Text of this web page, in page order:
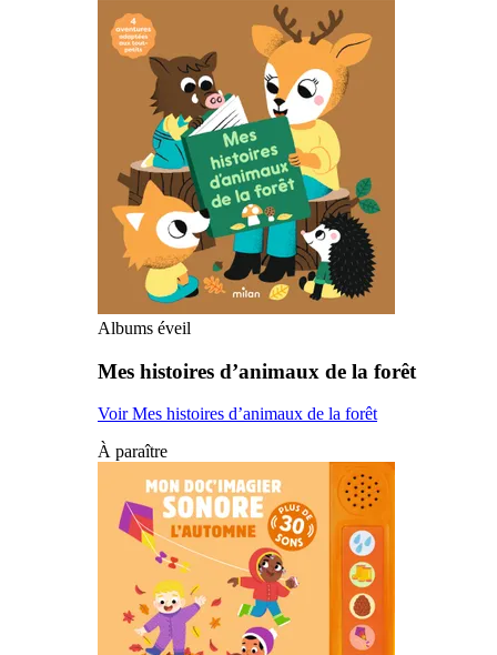
Albums éveil
Mes histoires d’animaux de la forêt
Voir Mes histoires d’animaux de la forêt
À paraître